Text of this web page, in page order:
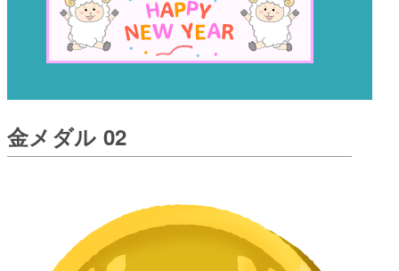
金メダル 02